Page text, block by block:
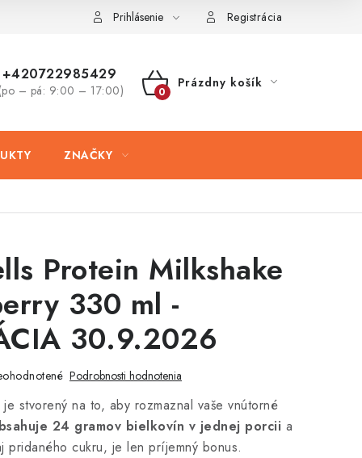
Prihlásenie Registrácia
+420722985429
(po – pá: 9:00 – 17:00)
NÁKUPNÝ
Prázdny košík
ZNAČKY
Protein Milkshake
330 ml -
30.9.2026
Podrobnosti hodnotenia
je stvorený na to, aby rozmaznal vaše vnútorné
24 gramov bielkovín v jednej porcii a
pridaného cukru, je len príjemný bonus.